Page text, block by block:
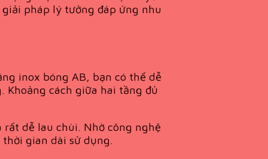
pháp lý tưởng đáp ứng nhu
inox bóng AB, bạn có thể dễ
cách giữa hai tầng đủ
dễ lau chùi. Nhờ công nghệ
gian dài sử dụng.